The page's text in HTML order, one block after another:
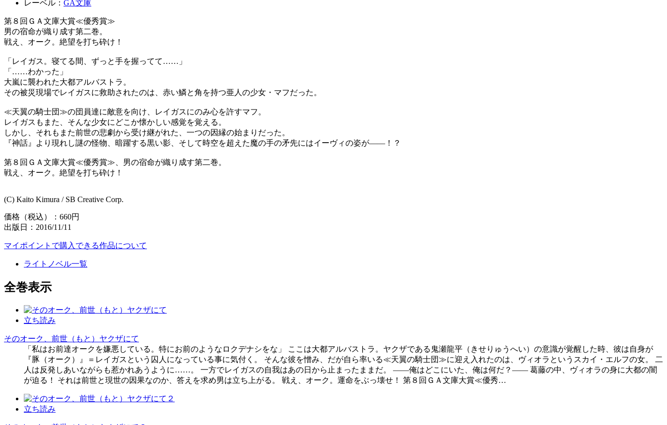
レーベル： GA文庫
第８回ＧＡ文庫大賞≪優秀賞≫
男の宿命が織り成す第二巻。
戦え、オーク。絶望を打ち砕け！
「レイガス。寝てる間、ずっと手を握ってて……」
「……わかった」
大嵐に襲われた大都アルバストラ。
その被災現場でレイガスに救助されたのは、赤い鱗と角を持つ亜人の少女・マフだった。
≪天翼の騎士団≫の団員達に敵意を向け、レイガスにのみ心を許すマフ。
レイガスもまた、そんな少女にどこか懐かしい感覚を覚える。
しかし、それもまた前世の悲劇から受け継がれた、一つの因縁の始まりだった。
『神話』より現れし謎の怪物、暗躍する黒い影、そして時空を超えた魔の手の矛先にはイーヴィの姿が――！？
第８回ＧＡ文庫大賞≪優秀賞≫、男の宿命が織り成す第二巻。
戦え、オーク。絶望を打ち砕け！
(C) Kaito Kimura / SB Creative Corp.
価格（税込）：660円
出版日：2016/11/11
マイポイントで購入できる作品について
ライトノベル一覧
全巻表示
立ち読み
そのオーク、前世（もと）ヤクザにて
「私はお前達オークを嫌悪している。特にお前のようなロクデナシをな」 ここは大都アルバストラ。ヤクザである鬼瀬龍平（きせりゅうへい）の意識が覚醒した時、彼は自身が
『豚（オーク）』＝レイガスという囚人になっている事に気付く。 そんな彼を憎み、だが自ら率いる≪天翼の騎士団≫に迎え入れたのは、ヴィオラというスカイ・エルフの女。 二
人は反発しあいながらも惹かれあうように……。 一方でレイガスの自我はあの日から止まったままだ。 ――俺はどこにいた、俺は何だ？―― 葛藤の中、ヴィオラの身に大都の闇
が迫る！ それは前世と現世の因果なのか、答えを求め男は立ち上がる。 戦え、オーク。運命をぶっ壊せ！ 第８回ＧＡ文庫大賞≪優秀…
立ち読み